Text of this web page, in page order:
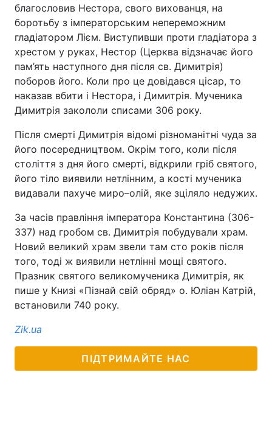
благословив Нестора, свого вихованця, на
боротьбу з імператорським непереможним
гладіатором Лієм. Виступивши проти гладіатора з
хрестом у руках, Нестор (Церква відзначає його
пам’ять наступного дня після св. Димитрія)
поборов його. Коли про це довідався цісар, то
наказав вбити і Нестора, і Димитрія. Мученика
Димитрія закололи списами 306 року.
Після смерті Димитрія відомі різноманітні чуда за
його посередництвом. Окрім того, коли після
століття з дня його смерті, відкрили гріб святого,
його тіло виявили нетлінним, а кості мученика
видавали пахуче миро–олій, яке зціляло недужих.
За часів правління імператора Константина (306-
337) над гробом св. Димитрія побудували храм.
Новий великий храм звели там сто років після
того, тоді ж виявили нетлінні мощі святого.
Празник святого великомученика Димитрія, як
пише у Книзі «Пізнай свій обряд» о. Юліан Катрій,
встановили 740 року.
Zik.ua
ПІДТРИМАЙТЕ НАС